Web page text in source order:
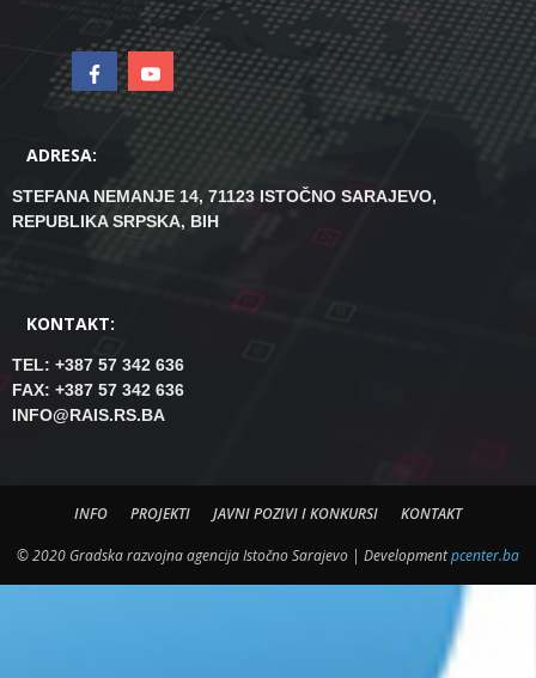
ADRESA:
STEFANA NEMANJE 14, 71123 ISTOČNO SARAJEVO,
REPUBLIKA SRPSKA, BIH
KONTAKT:
TEL: +387 57 342 636
FAX: +387 57 342 636
INFO@RAIS.RS.BA
INFO PROJEKTI JAVNI POZIVI I KONKURSI KONTAKT
© 2020 Gradska razvojna agencija Istočno Sarajevo | Developmentpcenter.ba